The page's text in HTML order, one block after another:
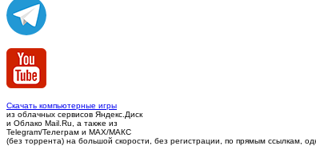
Скачать компьютерные игры
из облачных сервисов Яндекс.Диск
и Облако Mail.Ru, а также из
Telegram/Телеграм и MAX/МАКС
(без торрента) на большой скорости, без регистрации, по прямым ссылкам,